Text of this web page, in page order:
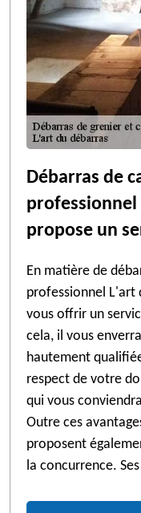
Débarras de
professionnel
propose un
En matière de
professionnel L'art
vous offrir un
cela, il vous
hautement
respect de votre
qui vous
Outre ces
proposent
la concurrence.